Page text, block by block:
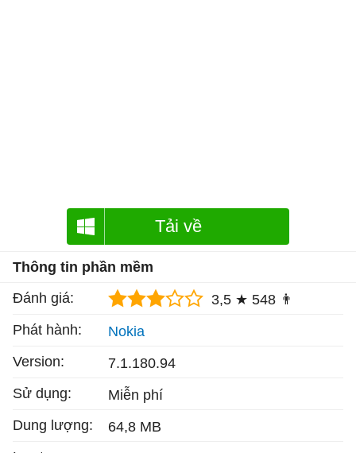
Tải về
Thông tin phần mềm
Đánh giá:
3,5 ★ 548 👨
Phát hành:
Nokia
Version:
7.1.180.94
Sử dụng:
Miễn phí
Dung lượng:
64,8 MB